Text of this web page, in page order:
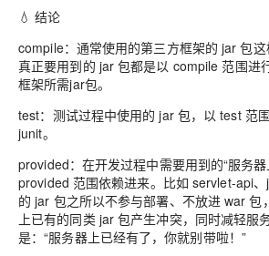
💧 结论
compile：通常使用的第三方框架的 jar 包
真正要用到的 jar 包都是以 compile 范围进
框架所需jar包。
test：测试过程中使用的 jar 包，以 test 范
junit。
provided：在开发过程中需要用到的“服务
provided 范围依赖进来。比如 servlet-api
的 jar 包之所以不参与部署、不放进 war 包
上已有的同类 jar 包产生冲突，同时减轻服
是：“服务器上已经有了，你就别带啦！”